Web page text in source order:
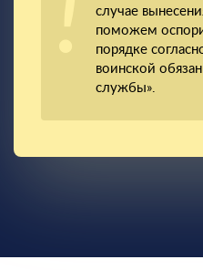
случае
поможем
порядке
воинской
службы».